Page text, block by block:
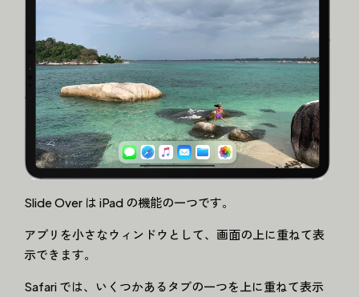
Slide Over は iPad の機能の一つです。
アプリを小さなウィンドウとして、画面の上に重ねて表
示できます。
Safari では、いくつかあるタブの一つを上に重ねて表示